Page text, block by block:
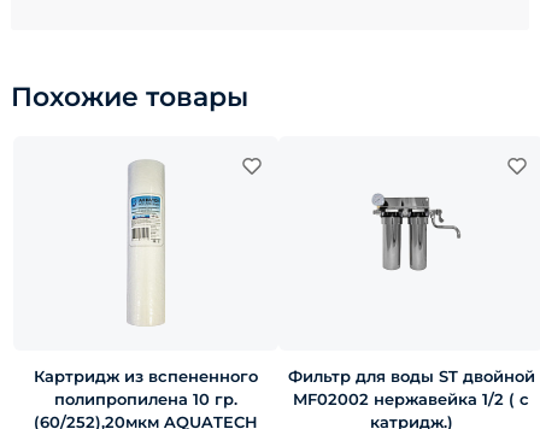
Похожие товары
Картридж из вспененного
полипропилена 10 гр.
(60/252),20мкм AQUATECH
Фильтр для воды ST двойной
MF02002 нержавейка 1/2 ( с
катридж.)